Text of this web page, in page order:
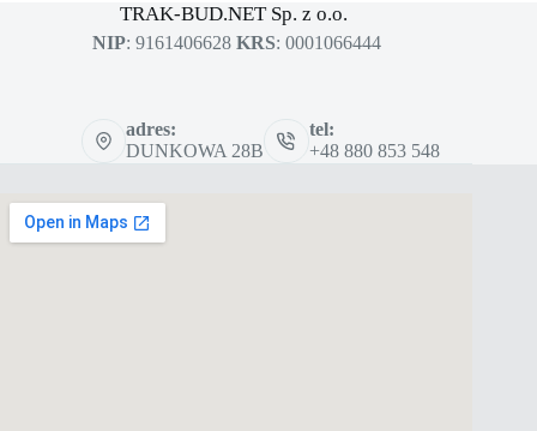
TRAK-BUD.NET Sp. z o.o.
NIP: 9161406628 KRS: 0001066444
adres:
DUNKOWA 28B
tel:
+48 880 853 548